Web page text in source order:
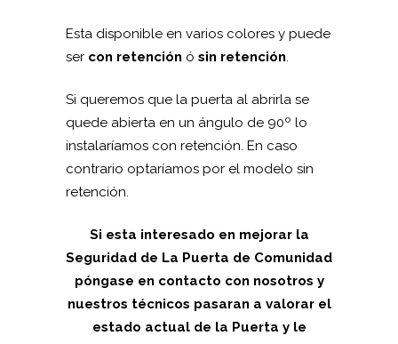
Esta disponible en varios colores y puede
ser con retención ó sin retención.
Si queremos que la puerta al abrirla se
quede abierta en un ángulo de 90º lo
instalaríamos con retención. En caso
contrario optaríamos por el modelo sin
retención.
Si esta interesado en mejorar la
Seguridad de La Puerta de Comunidad
póngase en contacto con nosotros y
nuestros técnicos pasaran a valorar el
estado actual de la Puerta y le